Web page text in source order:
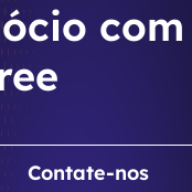
com
Contate-nos